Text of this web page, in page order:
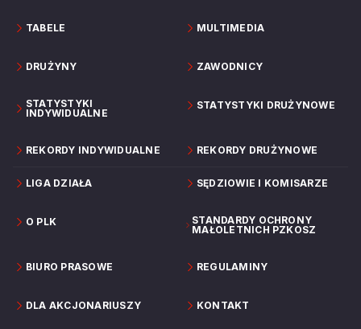
TABELE MULTIMEDIA
DRUŻYNY ZAWODNICY
STATYSTYKI
INDYWIDUALNE
STATYSTYKI DRUŻYNOWE
REKORDY INDYWIDUALNE REKORDY DRUŻYNOWE
LIGA DZIAŁA SĘDZIOWIE I KOMISARZE
O PLK
STANDARDY OCHRONY
MAŁOLETNICH PZKOSZ
BIURO PRASOWE REGULAMINY
DLA AKCJONARIUSZY KONTAKT